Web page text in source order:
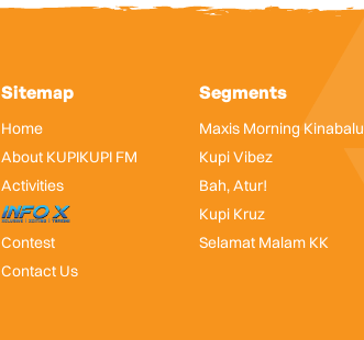
Sitemap
Home
About KUPIKUPI FM
Activities
InfoX
Contest
Contact Us
Segments
Maxis Morning Kinabalu
Kupi Vibez
Bah, Atur!
Kupi Kruz
Selamat Malam KK